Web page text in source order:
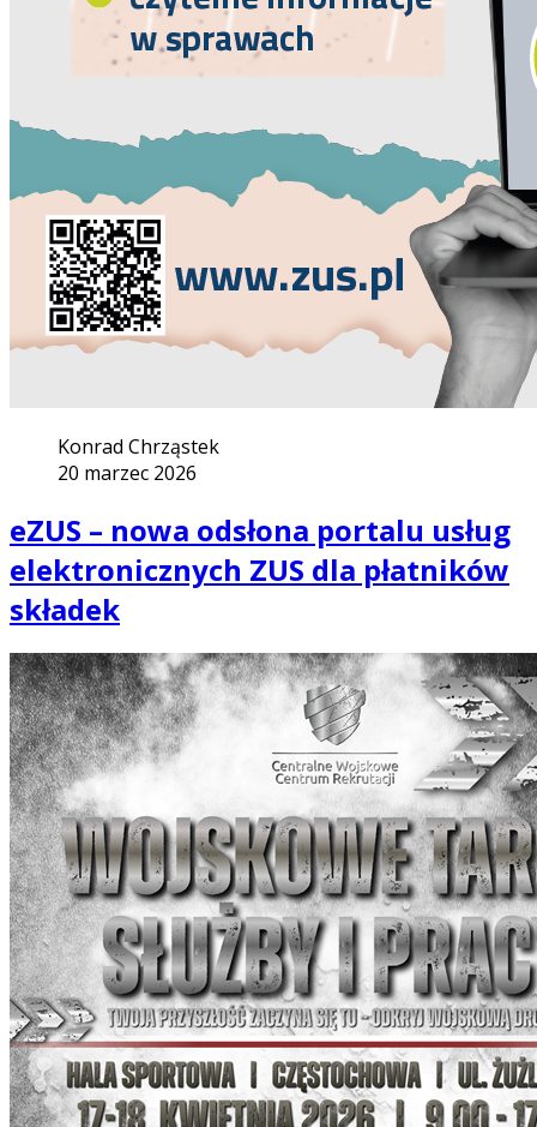
Konrad Chrząstek
20 marzec 2026
eZUS – nowa odsłona portalu usług
elektronicznych ZUS dla płatników
składek